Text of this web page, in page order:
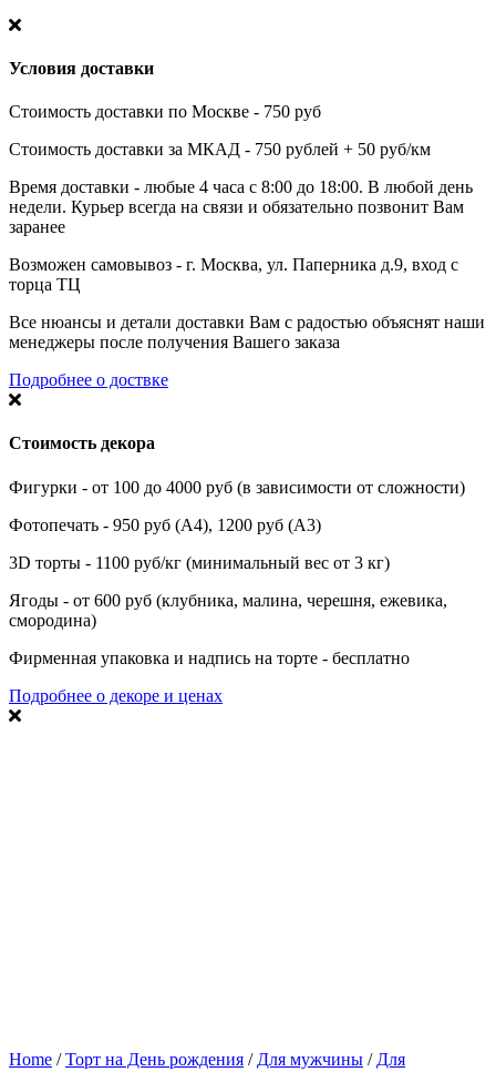
Условия доставки
Стоимость доставки по Москве - 750 руб
Стоимость доставки за МКАД - 750 рублей + 50 руб/км
Время доставки - любые 4 часа с 8:00 до 18:00. В любой день
недели. Курьер всегда на связи и обязательно позвонит Вам
заранее
Возможен самовывоз - г. Москва, ул. Паперника д.9, вход с
торца ТЦ
Все нюансы и детали доставки Вам с радостью объяснят наши
менеджеры после получения Вашего заказа
Подробнее о доствке
Стоимость декора
Фигурки - от 100 до 4000 руб (в зависимости от сложности)
Фотопечать - 950 руб (А4), 1200 руб (А3)
3D торты - 1100 руб/кг (минимальный вес от 3 кг)
Ягоды - от 600 руб (клубника, малина, черешня, ежевика,
смородина)
Фирменная упаковка и надпись на торте - бесплатно
Подробнее о декоре и ценах
Home /Торт на День рождения / Для мужчины / Для